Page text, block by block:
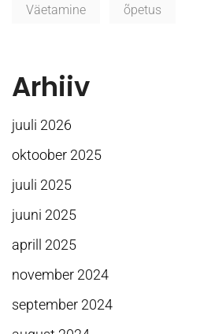
Väetamine õpetus
Arhiiv
juuli 2026
oktoober 2025
juuli 2025
juuni 2025
aprill 2025
november 2024
september 2024